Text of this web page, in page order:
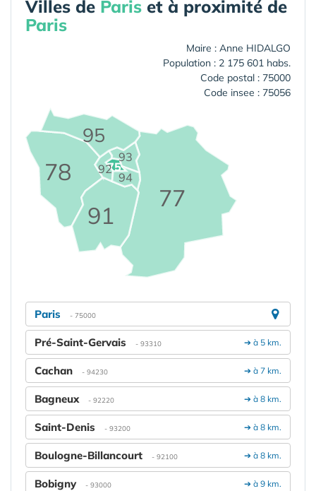
Villes de Paris et à proximité de
Paris
Maire : Anne HIDALGO
Population : 2 175 601 habs.
Code postal : 75000
Code insee : 75056
75
77
78
91
92
93
94
95
Paris - 75000
➔ à 5 km.
Pré-Saint-Gervais - 93310
➔ à 7 km.
Cachan - 94230
➔ à 8 km.
Bagneux - 92220
➔ à 8 km.
Saint-Denis - 93200
➔ à 8 km.
Boulogne-Billancourt - 92100
➔ à 9 km.
Bobigny - 93000